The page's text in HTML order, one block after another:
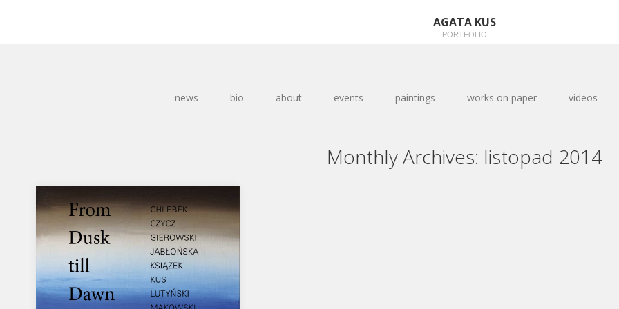
AGATA KUS
PORTFOLIO
news bio about events paintings works on paper videos
Monthly Archives: listopad 2014